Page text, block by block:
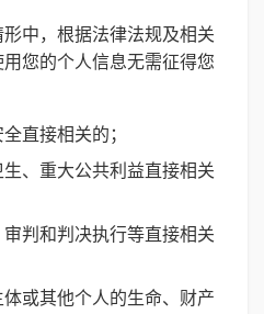
中，根据法律法规及相关
您的个人信息无需征得您
直接相关的；
、重大公共利益直接相关
判和判决执行等直接相关
或其他个人的生命、财产